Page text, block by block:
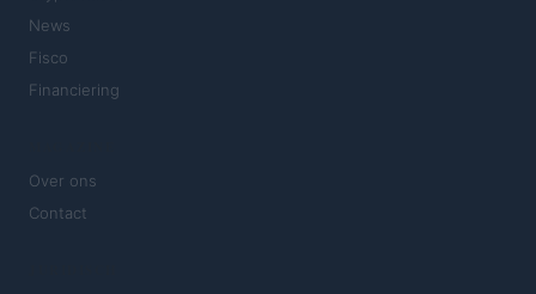
News
Fisco
Financiering
Over ons
Contact